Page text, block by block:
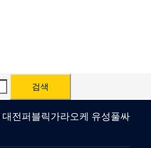
전퍼블릭가라오케 유성풀싸